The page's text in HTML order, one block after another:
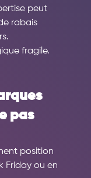
peut
rabais
fragile.
pas
position
Friday ou en